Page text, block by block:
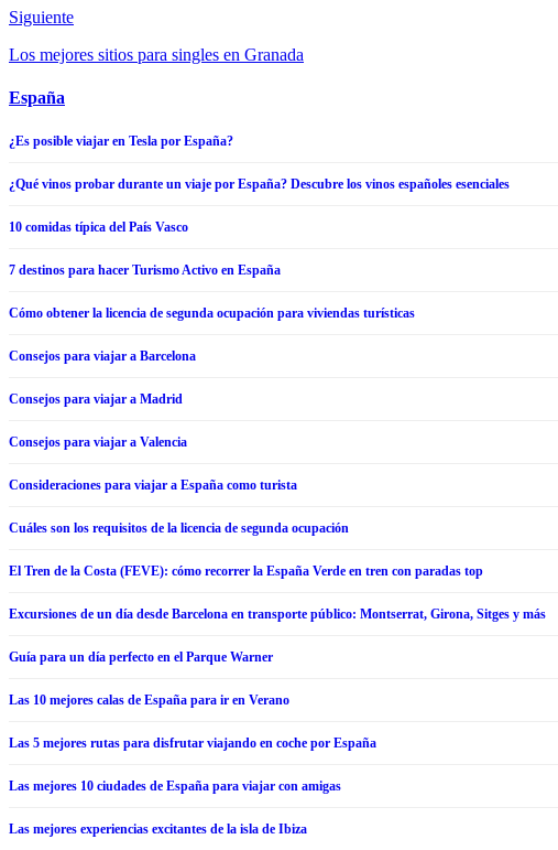
Siguiente
Los mejores sitios para singles en Granada
España
¿Es posible viajar en Tesla por España?
¿Qué vinos probar durante un viaje por España? Descubre los vinos españoles esenciales
10 comidas típica del País Vasco
7 destinos para hacer Turismo Activo en España
Cómo obtener la licencia de segunda ocupación para viviendas turísticas
Consejos para viajar a Barcelona
Consejos para viajar a Madrid
Consejos para viajar a Valencia
Consideraciones para viajar a España como turista
Cuáles son los requisitos de la licencia de segunda ocupación
El Tren de la Costa (FEVE): cómo recorrer la España Verde en tren con paradas top
Excursiones de un día desde Barcelona en transporte público: Montserrat, Girona, Sitges y más
Guía para un día perfecto en el Parque Warner
Las 10 mejores calas de España para ir en Verano
Las 5 mejores rutas para disfrutar viajando en coche por España
Las mejores 10 ciudades de España para viajar con amigas
Las mejores experiencias excitantes de la isla de Ibiza